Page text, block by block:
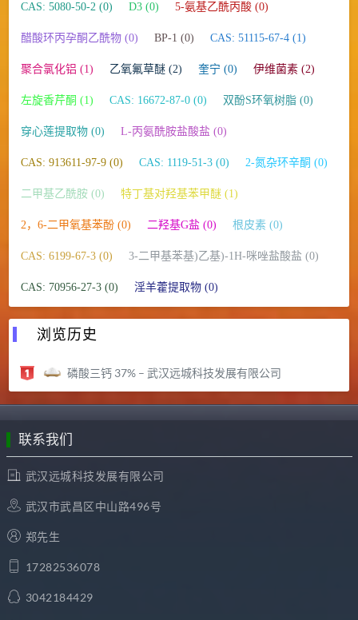
CAS: 5080-50-2 (0) D3 (0) 5-氨基乙酰丙酸 (0)
醋酸环丙孕酮乙酰物 (0) BP-1 (0) CAS: 51115-67-4 (1)
聚合氯化铝 (1) 乙氧氟草醚 (2) 奎宁 (0) 伊维菌素 (2)
左旋香芹酮 (1) CAS: 16672-87-0 (0) 双酚S环氧树脂 (0)
穿心莲提取物 (0) L-丙氨酰胺盐酸盐 (0)
CAS: 913611-97-9 (0) CAS: 1119-51-3 (0) 2-氮杂环辛酮 (0)
二甲基乙酰胺 (0) 特丁基对羟基苯甲醚 (1)
2，6-二甲氧基苯酚 (0) 二羟基G盐 (0) 根皮素 (0)
CAS: 6199-67-3 (0) 3-二甲基苯基)乙基)-1H-咪唑盐酸盐 (0)
CAS: 70956-27-3 (0) 淫羊藿提取物 (0)
浏览历史
磷酸三钙 37% – 武汉远城科技发展有限公司
联系我们
武汉远城科技发展有限公司
武汉市武昌区中山路496号
郑先生
17282536078
3042184429